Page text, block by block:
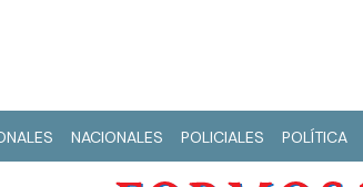
NACIONALES POLICIALES POLÍTICA